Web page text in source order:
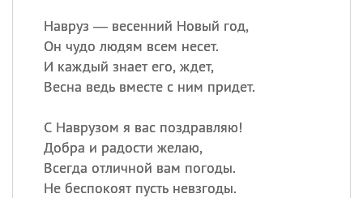
Навруз — весенний Новый год,
Он чудо людям всем несет.
И каждый знает его, ждет,
Весна ведь вместе с ним придет.
С Наврузом я вас поздравляю!
Добра и радости желаю,
Всегда отличной вам погоды.
Не беспокоят пусть невзгоды.